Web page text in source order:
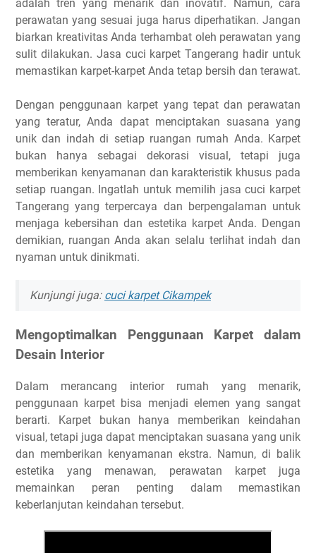
adalah tren yang menarik dan inovatif. Namun, cara
perawatan yang sesuai juga harus diperhatikan. Jangan
biarkan kreativitas Anda terhambat oleh perawatan yang
sulit dilakukan. Jasa cuci karpet Tangerang hadir untuk
memastikan karpet-karpet Anda tetap bersih dan terawat.
Dengan penggunaan karpet yang tepat dan perawatan
yang teratur, Anda dapat menciptakan suasana yang
unik dan indah di setiap ruangan rumah Anda. Karpet
bukan hanya sebagai dekorasi visual, tetapi juga
memberikan kenyamanan dan karakteristik khusus pada
setiap ruangan. Ingatlah untuk memilih jasa cuci karpet
Tangerang yang terpercaya dan berpengalaman untuk
menjaga kebersihan dan estetika karpet Anda. Dengan
demikian, ruangan Anda akan selalu terlihat indah dan
nyaman untuk dinikmati.
Kunjungi juga: cuci karpet Cikampek
Mengoptimalkan Penggunaan Karpet dalam
Desain Interior
Dalam merancang interior rumah yang menarik,
penggunaan karpet bisa menjadi elemen yang sangat
berarti. Karpet bukan hanya memberikan keindahan
visual, tetapi juga dapat menciptakan suasana yang unik
dan memberikan kenyamanan ekstra. Namun, di balik
estetika yang menawan, perawatan karpet juga
memainkan peran penting dalam memastikan
keberlanjutan keindahan tersebut.